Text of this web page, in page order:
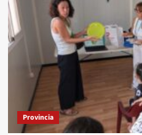
Provincia